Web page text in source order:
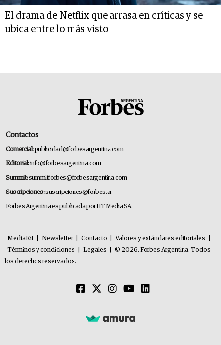
El drama de Netflix que arrasa en críticas y se
ubica entre lo más visto
Contactos
Comercial:publicidad@forbesargentina.com
Editorial:info@forbesargentina.com
Summit:summitforbes@forbesargentina.com
Suscripciones:suscripciones@forbes.ar
Forbes Argentina es publicada por HT Media SA.
MediaKit Newsletter Contacto Valores y estándares editoriales
Términos y condiciones
Legales
© 2026. Forbes Argentina. Todos
los derechos reservados.